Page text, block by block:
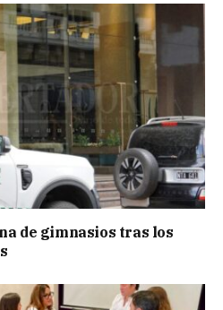
de gimnasios tras los